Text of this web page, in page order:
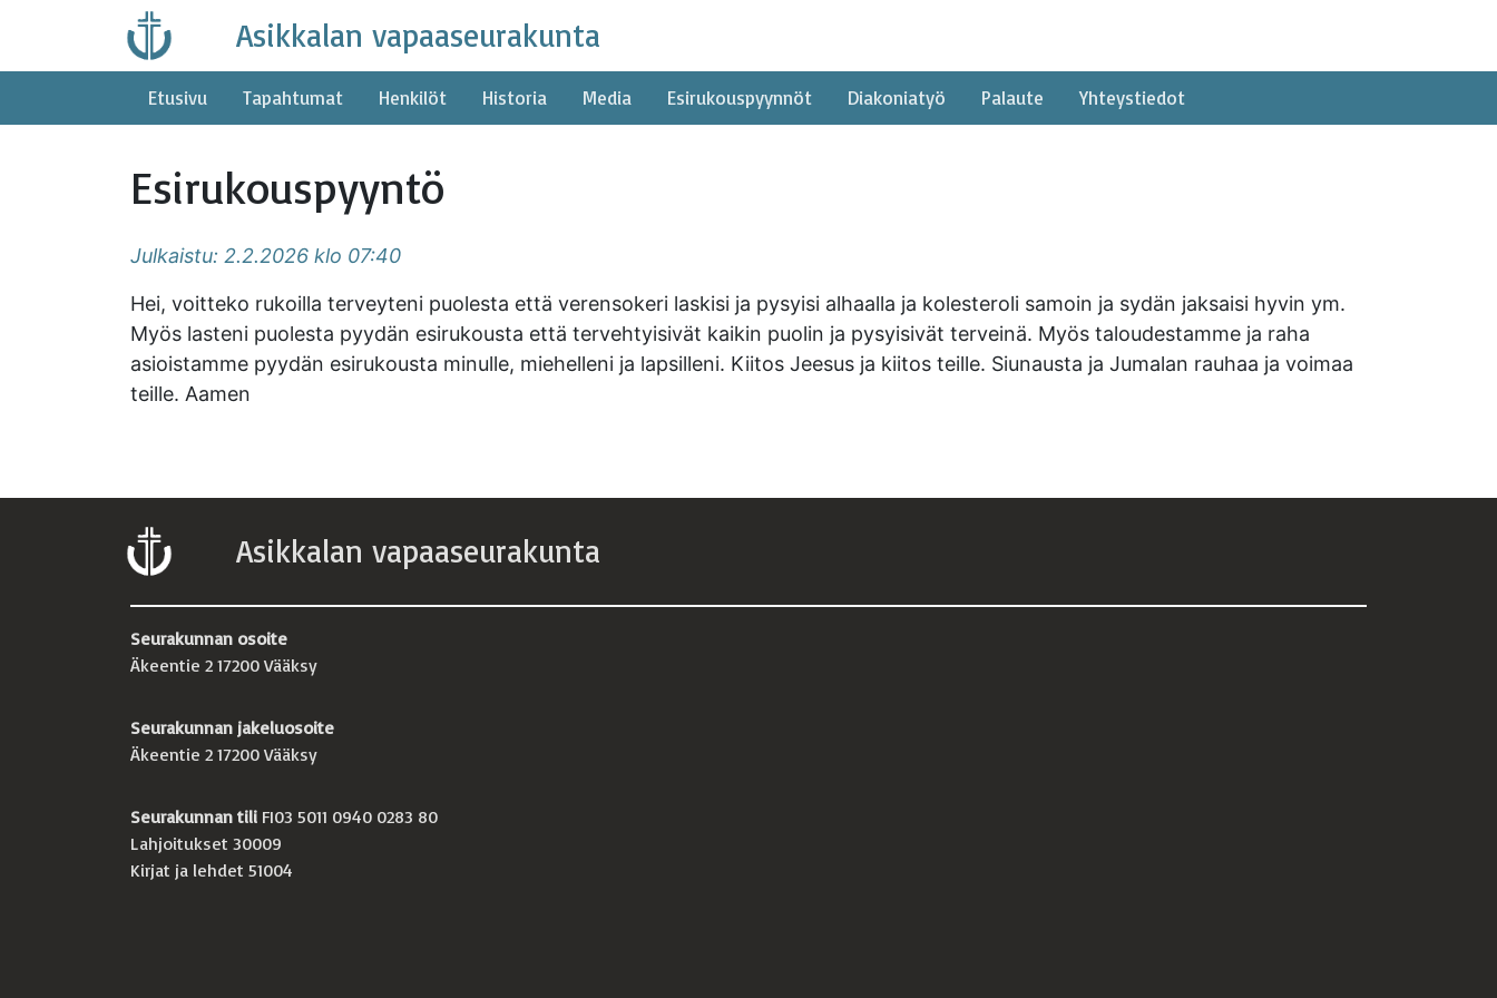
content
Asikkalan vapaaseurakunta
Etusivu Tapahtumat Henkilöt Historia Media Esirukouspyynnöt Diakoniatyö Palaute Yhteystiedot
Esirukouspyyntö
Julkaistu: 2.2.2026 klo 07:40
Hei, voitteko rukoilla terveyteni puolesta että verensokeri laskisi ja pysyisi alhaalla ja kolesteroli samoin ja sydän jaksaisi hyvin ym.
Myös lasteni puolesta pyydän esirukousta että tervehtyisivät kaikin puolin ja pysyisivät terveinä. Myös taloudestamme ja raha
asioistamme pyydän esirukousta minulle, miehelleni ja lapsilleni. Kiitos Jeesus ja kiitos teille. Siunausta ja Jumalan rauhaa ja voimaa
teille. Aamen
Asikkalan vapaaseurakunta
Seurakunnan osoite
Äkeentie 2 17200 Vääksy
Seurakunnan jakeluosoite
Äkeentie 2 17200 Vääksy
Seurakunnan tili FI03 5011 0940 0283 80
Lahjoitukset 30009
Kirjat ja lehdet 51004